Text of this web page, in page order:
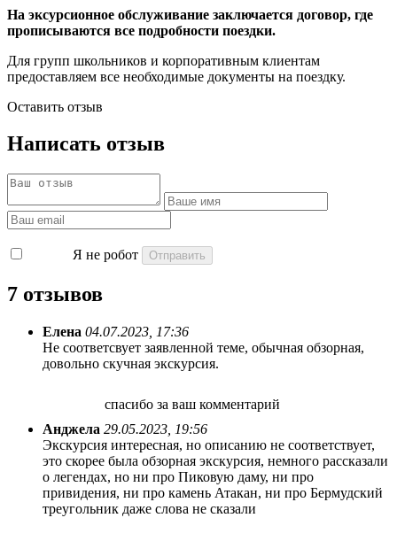
На эксурсионное обслуживание заключается договор, где
прописываются все подробности поездки.
Для групп школьников и корпоративным клиентам
предоставляем все необходимые документы на поездку.
Оставить отзыв
Написать отзыв
Я не робот
7 отзывов
Елена 04.07.2023, 17:36
Не соответсвует заявленной теме, обычная обзорная,
довольно скучная экскурсия.
спасибо за ваш комментарий
Анджела 29.05.2023, 19:56
Экскурсия интересная, но описанию не соответствует,
это скорее была обзорная экскурсия, немного рассказали
о легендах, но ни про Пиковую даму, ни про
привидения, ни про камень Атакан, ни про Бермудский
треугольник даже слова не сказали